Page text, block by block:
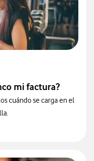
mi factura?
cuándo se carga en el
mi factura?